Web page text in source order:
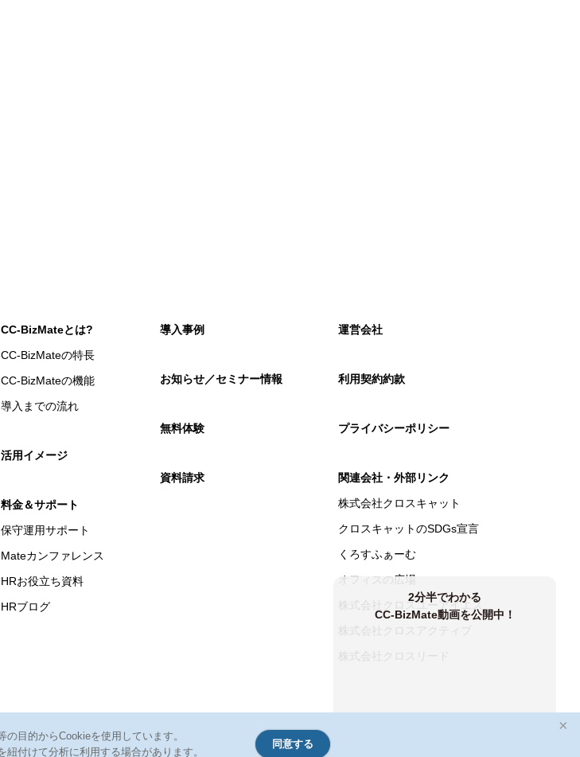
CC-BizMateとは?
CC-BizMateの特長
CC-BizMateの機能
導入までの流れ
活用イメージ
料金＆サポート
保守運用サポート
Mateカンファレンス
HRお役立ち資料
HRブログ
導入事例
お知らせ／セミナー情報
無料体験
資料請求
運営会社
利用契約約款
プライバシーポリシー
関連会社・外部リンク
株式会社クロスキャット
クロスキャットのSDGs宣言
くろすふぁーむ
オフィスの広場
株式会社クロスユーアイエス
株式会社クロスアクティブ
株式会社クロスリード
2分半でわかる
CC-BizMate動画を公開中！
目的からCookieを使用しています。
付けて分析に利用する場合があります。
同意する
×